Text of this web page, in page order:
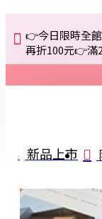
👉今日限時全
再折100元👉滿
新品上市